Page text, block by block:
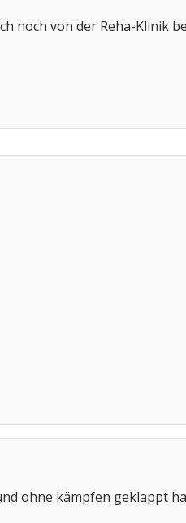
noch von der Reha-Klinik
ohne kämpfen geklappt